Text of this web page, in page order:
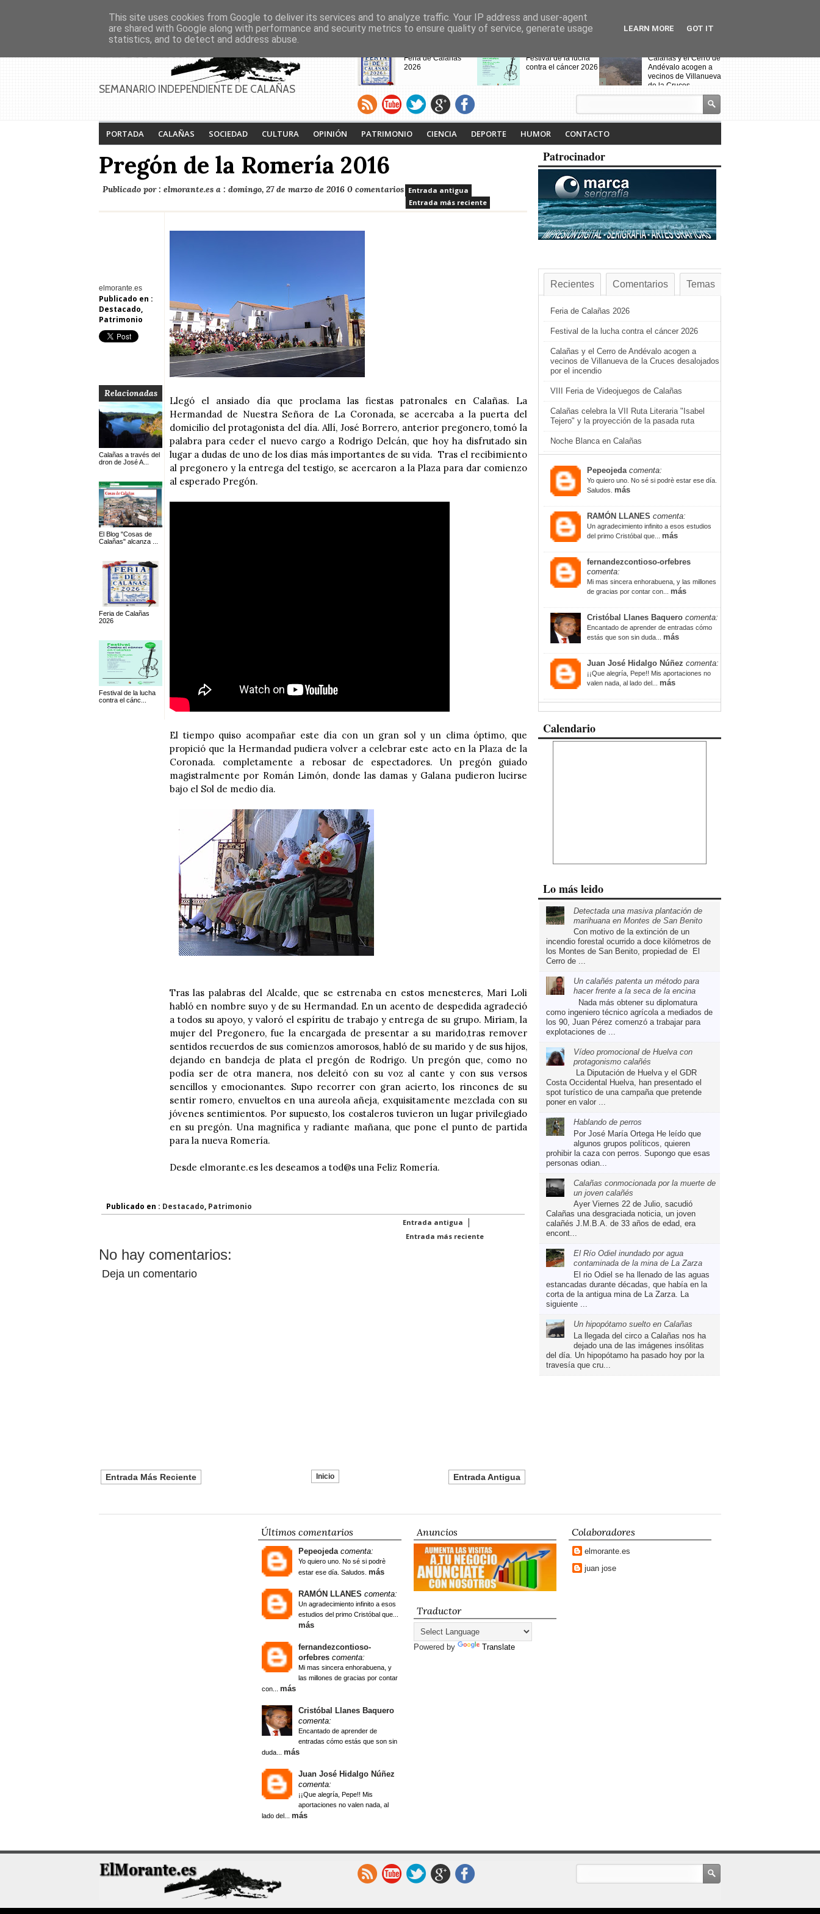
PAGINAS Inicio Contacto Anúnciate
SEMANARIO INDEPENDIENTE DE CALAÑAS
Feria de Calañas
2026
Festival de la lucha
contra el cáncer 2026
Calañas y el Cerro de
Andévalo acogen a
vecinos de Villanueva
de la Cruces
desalojados por el
VIII Feria de
Calañas
Calañas celebra la VII
Tejero" y la
proyección de la
pasada ruta
Noche Blanca en
escuela de baile
PORTADA CALAÑAS SOCIEDAD CULTURA OPINIÓN PATRIMONIO CIENCIA DEPORTE HUMOR CONTACTO
Pregón de la Romería 2016
Publicado por : elmorante.es a : domingo, 27 de marzo de 2016 0 comentarios Entrada antigua
Entrada más reciente
elmorante.es
Publicado en :
Destacado,
Patrimonio
Relacionadas
Calañas a través del
dron de José A...
El Blog "Cosas de
Calañas" alcanza ...
Feria de Calañas
2026
Festival de la lucha
contra el cánc...
Llegó el ansiado día que proclama las fiestas patronales en Calañas. La
Hermandad de Nuestra Señora de La Coronada, se acercaba a la puerta del
domicilio del protagonista del día. Allí, José Borrero, anterior pregonero, tomó la
palabra para ceder el nuevo cargo a Rodrigo Delcán, que hoy ha disfrutado sin
lugar a dudas de uno de los días más importantes de su vida. Tras el recibimiento
al pregonero y la entrega del testigo, se acercaron a la Plaza para dar comienzo
al esperado Pregón.
El tiempo quiso acompañar este día con un gran sol y un clima óptimo, que
propició que la Hermandad pudiera volver a celebrar este acto en la Plaza de la
Coronada. completamente a rebosar de espectadores. Un pregón guiado
magistralmente por Román Limón, donde las damas y Galana pudieron lucirse
bajo el Sol de medio día.
Tras las palabras del Alcalde, que se estrenaba en estos menesteres, Mari Loli
habló en nombre suyo y de su Hermandad. En un acento de despedida agradeció
a todos su apoyo, y valoró el espíritu de trabajo y entrega de su grupo. Miriam, la
mujer del Pregonero, fue la encargada de presentar a su marido,tras remover
sentidos recuerdos de sus comienzos amorosos, habló de su marido y de sus hijos,
dejando en bandeja de plata el pregón de Rodrigo. Un pregón que, como no
podía ser de otra manera, nos deleitó con su voz al cante y con sus versos
sencillos y emocionantes. Supo recorrer con gran acierto, los rincones de su
sentir romero, envueltos en una aureola añeja, exquisitamente mezclada con su
jóvenes sentimientos. Por supuesto, los costaleros tuvieron un lugar privilegiado
en su pregón. Una magnifica y radiante mañana, que pone el punto de partida
para la nueva Romería.
Desde elmorante.es les deseamos a tod@s una Feliz Romería.
Publicado en : Destacado, Patrimonio
Entrada antigua |
Entrada más reciente
No hay comentarios:
Deja un comentario
Entrada Más Reciente Entrada Antigua
Inicio
Patrocinador
Recientes Comentarios Temas
Feria de Calañas 2026
Festival de la lucha contra el cáncer 2026
Calañas y el Cerro de Andévalo acogen a
vecinos de Villanueva de la Cruces desalojados
por el incendio
VIII Feria de Videojuegos de Calañas
Calañas celebra la VII Ruta Literaria "Isabel
Tejero" y la proyección de la pasada ruta
Noche Blanca en Calañas
Pepeojeda comenta:
Yo quiero uno. No sé si podrè estar ese día.
Saludos. más
RAMÓN LLANES comenta:
Un agradecimiento infinito a esos estudios
del primo Cristóbal que... más
fernandezcontioso-orfebres
comenta:
Mi mas sincera enhorabuena, y las millones
de gracias por contar con... más
Cristóbal Llanes Baquero comenta:
Encantado de aprender de entradas cómo
estás que son sin duda... más
Juan José Hidalgo Núñez comenta:
¡¡Que alegría, Pepe!! Mis aportaciones no
valen nada, al lado del... más
Calendario
Lo más leido
Detectada una masiva plantación de
marihuana en Montes de San Benito
Con motivo de la extinción de un
incendio forestal ocurrido a doce kilómetros de
los Montes de San Benito, propiedad de El
Cerro de ...
Un calañés patenta un método para
hacer frente a la seca de la encina
Nada más obtener su diplomatura
como ingeniero técnico agrícola a mediados de
los 90, Juan Pérez comenzó a trabajar para
explotaciones de ...
Vídeo promocional de Huelva con
protagonismo calañés
La Diputación de Huelva y el GDR
Costa Occidental Huelva, han presentado el
spot turístico de una campaña que pretende
poner en valor ...
Hablando de perros
Por José María Ortega He leído que
algunos grupos políticos, quieren
prohibir la caza con perros. Supongo que esas
personas odian...
Calañas conmocionada por la muerte de
un joven calañés
Ayer Viernes 22 de Julio, sacudió
Calañas una desgraciada noticia, un joven
calañés J.M.B.A. de 33 años de edad, era
encont...
El Río Odiel inundado por agua
contaminada de la mina de La Zarza
El rio Odiel se ha llenado de las aguas
estancadas durante décadas, que había en la
corta de la antigua mina de La Zarza. La
siguiente ...
Un hipopótamo suelto en Calañas
La llegada del circo a Calañas nos ha
dejado una de las imágenes insólitas
del día. Un hipopótamo ha pasado hoy por la
travesía que cru...
Últimos comentarios
Pepeojeda comenta:
Yo quiero uno. No sé si podrè
estar ese día. Saludos. más
RAMÓN LLANES comenta:
Un agradecimiento infinito a esos
estudios del primo Cristóbal que...
más
fernandezcontioso-
orfebres comenta:
Mi mas sincera enhorabuena, y
las millones de gracias por contar
con... más
Cristóbal Llanes Baquero
comenta:
Encantado de aprender de
entradas cómo estás que son sin
duda... más
Juan José Hidalgo Núñez
comenta:
¡¡Que alegría, Pepe!! Mis
aportaciones no valen nada, al
lado del... más
Anuncios
Traductor
Powered by Translate
Colaboradores
elmorante.es
juan jose
This site uses cookies from Google to deliver its services and to analyze traffic. Your IP address and user-agent
are shared with Google along with performance and security metrics to ensure quality of service, generate usage
statistics, and to detect and address abuse.
LEARN MORE GOT IT